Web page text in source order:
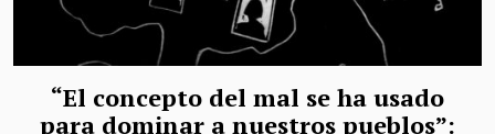
“El concepto del mal se ha usado
para dominar a nuestros pueblos”: